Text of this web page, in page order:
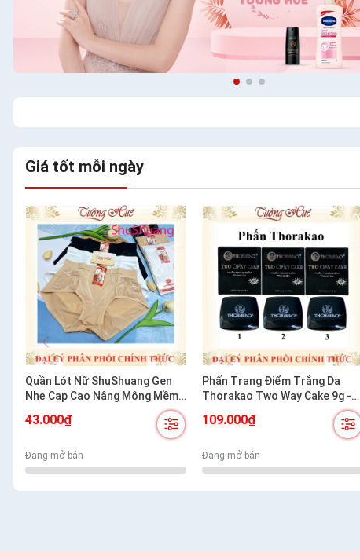
Giá tốt mỗi ngày
Quần Lót Nữ ShuShuang Gen
Nhẹ Cạp Cao Nâng Mông Mềm
43.000₫
Đang mở bán
Phấn Trang Điểm Trắng Da
Thorakao Two Way Cake 9g -
109.000₫
Đang mở bán